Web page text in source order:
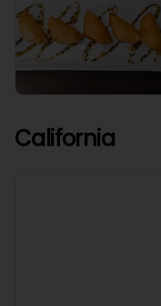
California